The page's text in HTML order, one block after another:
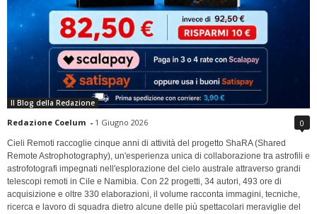
Il Blog della Redazione
Redazione Coelum - 1 Giugno 2026 0
Cieli Remoti raccoglie cinque anni di attività del progetto ShaRA (Shared
Remote Astrophotography), un'esperienza unica di collaborazione tra astrofili e
astrofotografi impegnati nell'esplorazione del cielo australe attraverso grandi
telescopi remoti in Cile e Namibia. Con 22 progetti, 34 autori, 493 ore di
acquisizione e oltre 330 elaborazioni, il volume racconta immagini, tecniche,
ricerca e lavoro di squadra dietro alcune delle più spettacolari meraviglie del